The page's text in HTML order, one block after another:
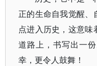
正的生命自我觉醒、
点进入历史，这意
道路上，书写出一
幸，更令人鼓舞！